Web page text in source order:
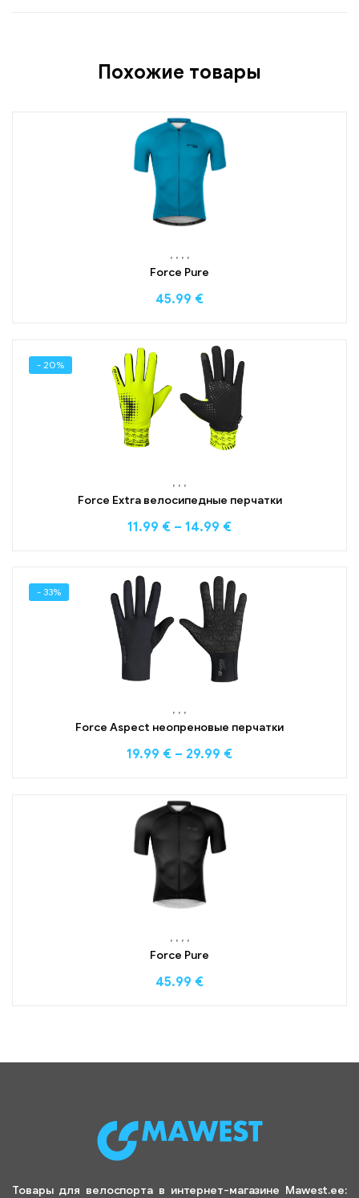
Похожие товары
, , , ,
Force Pure
45.99 €
- 20%
, , ,
Force Extra велосипедные перчатки
11.99 € – 14.99 €
- 33%
, , ,
Force Aspect неопреновые перчатки
19.99 € – 29.99 €
, , , ,
Force Pure
45.99 €
Товары для велоспорта в интернет-магазине Mawest.ee: